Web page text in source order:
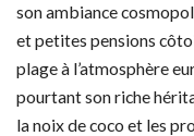
son ambiance
et petites pensions
plage à l’atmosphère
pourtant son riche
la noix de coco et les